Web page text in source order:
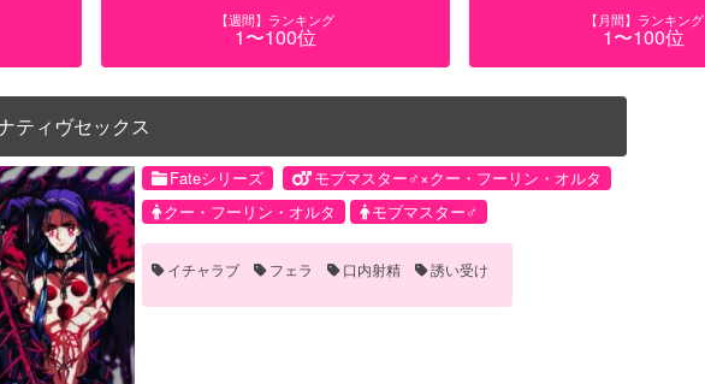
【週間】ランキング
1〜100位
【月間】ランキング
1〜100位
ティヴセックス
Fateシリーズ
モブマスター♂×クー・フーリン・オルタ
クー・フーリン・オルタ
モブマスター♂
イチャラブ フェラ 口内射精 誘い受け